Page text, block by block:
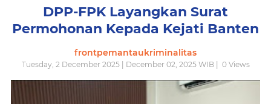
DPP-FPK Layangkan Surat
Permohonan Kepada Kejati Banten
frontpemantaukriminalitas
Tuesday, 2 December 2025 | December 02, 2025 WIB | 0Views